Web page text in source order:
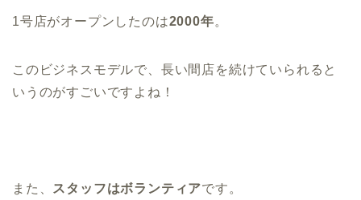
1号店がオープンしたのは2000年。
このビジネスモデルで、長い間店を続けていられると
いうのがすごいですよね！
また、 スタッフはボランティアです。